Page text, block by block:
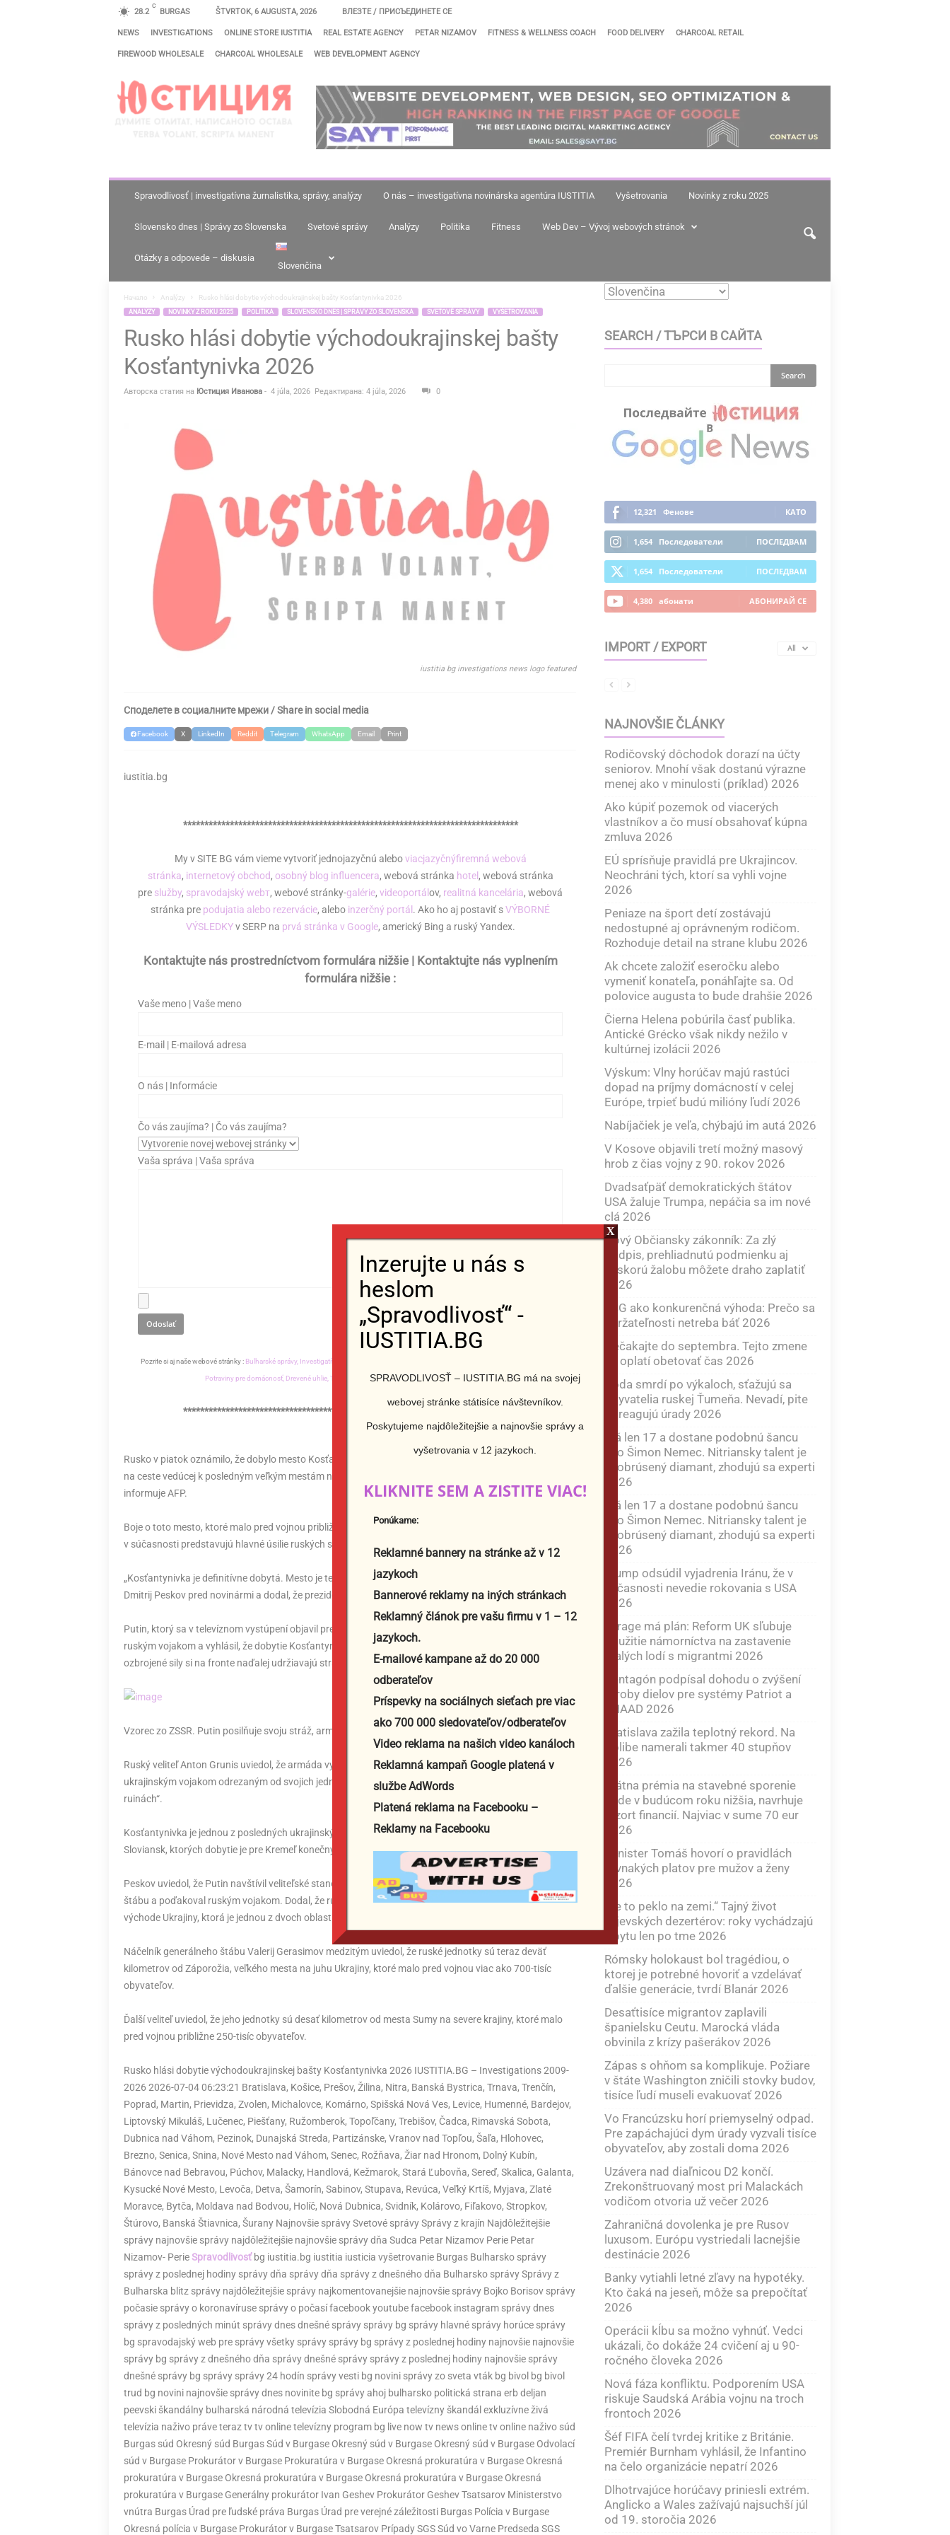
28.2
C
BURGAS ŠTVRTOK, 6 AUGUSTA, 2026 ВЛЕЗТЕ / ПРИСЪЕДИНЕТЕ СЕ
NEWS INVESTIGATIONS ONLINE STORE IUSTITIA REAL ESTATE AGENCY PETAR NIZAMOV FITNESS & WELLNESS COACH FOOD DELIVERY CHARCOAL RETAIL
FIREWOOD WHOLESALE CHARCOAL WHOLESALE WEB DEVELOPMENT AGENCY
O
Spravodlivosť | investigatívna žurnalistika, správy, analýzy O nás – investigatívna novinárska agentúra IUSTITIA Vyšetrovania Novinky z roku 2025
Slovensko dnes | Správy zo Slovenska Svetové správy Analýzy Politika Fitness Web Dev – Vývoj webových stránok
Otázky a odpovede – diskusia
Slovenčina
Начало Analýzy Rusko hlási dobytie východoukrajinskej bašty Kosťantynivka 2026
ANALÝZY NOVINKY Z ROKU 2025 POLITIKA SLOVENSKO DNES | SPRÁVY ZO SLOVENSKA SVETOVÉ SPRÁVY VYŠETROVANIA
Rusko hlási dobytie východoukrajinskej bašty
Kosťantynivka 2026
Авторска статия на Юстиция Иванова - 4 júla, 2026 Редактирана: 4 júla, 2026 0
iustitia bg investigations news logo featured
Споделете в социалните мрежи / Share in social media
Facebook X LinkedIn Reddit Telegram WhatsApp Email Print
iustitia.bg
*******************************************************************************
My v SITE BG vám vieme vytvoriť jednojazyčnú aleboviacjazyčnýfiremná webová
stránka, internetový obchod, osobný blog influencera, webová stránka hotel , webová stránka
pre služby, spravodajský webт, webové stránky-galérie, videoportál ov, realitná kancelária, webová
stránka pre podujatia alebo rezervácie, alebo inzerčný portál . Ako ho aj postaviť sVÝBORNÉ
VÝSLEDKYv SERP na prvá stránka v Google, americký Bing a ruský Yandex.
Kontaktujte nás prostredníctvom formulára nižšie | Kontaktujte nás vyplnením
formulára nižšie :
Vaše meno | Vaše meno
E-mail | E-mailová adresa
O nás | Informácie
Čo vás zaujíma? | Čo vás zaujíma?
Vaša správa | Vaša správa
Pozrite si aj naše webové stránky : Bulharské správy, Investigatívna žurnalistika,
Potraviny pre domácnosť, Drevené uhlie, Tvorba webových stránok,Kúrenie drevom vo veľkom
*******************************************************************************
Rusko v piatok oznámilo, že dobylo mesto Kosťantynivka na východe Ukrajiny, ktoré je kľúčovým bodom
na ceste vedúcej k posledným veľkým mestám na Donbase, ktoré sú stále pod kontrolou Kyjeva.,
informuje AFP.
Boje o toto mesto, ktoré malo pred vojnou približne 78-tisíc obyvateľov, prebiehajú od konca roka 2025 a
v súčasnosti predstavujú hlavné úsilie ruských síl na viac ako 1000 kilometrov dlhom fronte.
„Kosťantynivka je definitívne dobytá. Mesto je teraz plne pod našou kontrolou,“ vyhlásil hovorca Kremľa
Dmitrij Peskov pred novinármi a dodal, že prezident Vladimir Putin o tom hovoril s velením armády.
Putin, ktorý sa v televíznom vystúpení objavil pred členmi generálneho štábu v uniforme, poďakoval
ruským vojakom a vyhlásil, že dobytie Kosťantynivky má „mimoriadny strategický význam“. „Ruské
ozbrojené sily si na fronte naďalej udržiavajú strategickú iniciatívu,“ dodal.
Vzorec zo ZSSR. Putin posilňuje svoju stráž, armáde sa zatiaľ ochrany nedostáva
Ruský veliteľ Anton Grunis uviedol, že armáda vykonáva „pátracie a likvidačné operácie proti
ukrajinským vojakom odrezaným od svojich jednotiek, ktorí sa pokúšajú ukryť v budovách, pivniciach a
ruinách“.
Kosťantynivka je jednou z posledných ukrajinských bášt na ceste ku kľúčovým mestám Kramatorsk a
Sloviansk, ktorých dobytie je pre Kremeľ konečným cieľom na Donbase.
Peskov uviedol, že Putin navštívil veliteľské stanovište ruskej armády, kde si vypočul správu generálneho
štábu a poďakoval ruským vojakom. Dodal, že ruské sily teraz kontrolujú celú Luhanskú oblasť na
východe Ukrajiny, ktorá je jednou z dvoch oblastí tvoriacich Donbas.
Náčelník generálneho štábu Valerij Gerasimov medzitým uviedol, že ruské jednotky sú teraz deväť
kilometrov od Záporožia, veľkého mesta na juhu Ukrajiny, ktoré malo pred vojnou viac ako 700-tisíc
obyvateľov.
Ďalší veliteľ uviedol, že jeho jednotky sú desať kilometrov od mesta Sumy na severe krajiny, ktoré malo
pred vojnou približne 250-tisíc obyvateľov.
Rusko hlási dobytie východoukrajinskej bašty Kosťantynivka 2026 IUSTITIA.BG – Investigations 2009-
2026 2026-07-04 06:23:21 Bratislava, Košice, Prešov, Žilina, Nitra, Banská Bystrica, Trnava, Trenčín,
Poprad, Martin, Prievidza, Zvolen, Michalovce, Komárno, Spišská Nová Ves, Levice, Humenné, Bardejov,
Liptovský Mikuláš, Lučenec, Piešťany, Ružomberok, Topoľčany, Trebišov, Čadca, Rimavská Sobota,
Dubnica nad Váhom, Pezinok, Dunajská Streda, Partizánske, Vranov nad Topľou, Šaľa, Hlohovec,
Brezno, Senica, Snina, Nové Mesto nad Váhom, Senec, Rožňava, Žiar nad Hronom, Dolný Kubín,
Bánovce nad Bebravou, Púchov, Malacky, Handlová, Kežmarok, Stará Ľubovňa, Sereď, Skalica, Galanta,
Kysucké Nové Mesto, Levoča, Detva, Šamorín, Sabinov, Stupava, Revúca, Veľký Krtíš, Myjava, Zlaté
Moravce, Bytča, Moldava nad Bodvou, Holíč, Nová Dubnica, Svidník, Kolárovo, Fiľakovo, Stropkov,
Štúrovo, Banská Štiavnica, Šurany Najnovšie správy Svetové správy Správy z krajín Najdôležitejšie
správy najnovšie správy najdôležitejšie najnovšie správy dňa Sudca Petar Nizamov Perie Petar
Nizamov- PerieSpravodlivosťbg iustitia.bg iustitia iusticia vyšetrovanie Burgas Bulharsko správy
správy z poslednej hodiny správy dňa správy dňa správy z dnešného dňa Bulharsko správy Správy z
Bulharska blitz správy najdôležitejšie správy najkomentovanejšie najnovšie správy Bojko Borisov správy
počasie správy o koronavíruse správy o počasí facebook youtube facebook instagram správy dnes
správy z posledných minút správy dnes dnešné správy správy bg správy hlavné správy horúce správy
bg spravodajský web pre správy všetky správy správy bg správy z poslednej hodiny najnovšie najnovšie
správy bg správy z dnešného dňa správy dnešné správy správy z poslednej hodiny najnovšie správy
dnešné správy bg správy správy 24 hodín správy vesti bg novini správy zo sveta vták bg bivol bg bivol
trud bg novini najnovšie správy dnes novinite bg správy ahoj bulharsko politická strana erb deljan
peevski škandálny bulharská národná televízia Slobodná Európa televízny škandál exkluzívne živá
televízia naživo práve teraz tv tv online televízny program bg live now tv news online tv online naživo súd
Burgas súd Okresný súd Burgas Súd v Burgase Okresný súd v Burgase Okresný súd v Burgase Odvolací
súd v Burgase Prokurátor v Burgase Prokuratúra v Burgase Okresná prokuratúra v Burgase Okresná
prokuratúra v Burgase Okresná prokuratúra v Burgase Okresná prokuratúra v Burgase Okresná
prokuratúra v Burgase Generálny prokurátor Ivan Geshev Prokurátor Geshev Tsatsarov Ministerstvo
vnútra Burgas Úrad pre ľudské práva Burgas Úrad pre verejné záležitosti Burgas Polícia v Burgase
Okresná polícia v Burgase Prokurátor v Burgase Tsatsarov Prípady SGS Súd vo Varne Predseda SGS
SEARCH / ТЪРСИ В САЙТА
12,321 Фенове КАТО
1,654 Последователи ПОСЛЕДВАМ
1,654 Последователи ПОСЛЕДВАМ
4,380 абонати АБОНИРАЙ СЕ
IMPORT / EXPORT All
NAJNOVŠIE ČLÁNKY
Rodičovský dôchodok dorazí na účty
seniorov. Mnohí však dostanú výrazne
menej ako v minulosti (príklad) 2026
Ako kúpiť pozemok od viacerých
vlastníkov a čo musí obsahovať kúpna
zmluva 2026
EÚ sprísňuje pravidlá pre Ukrajincov.
Neochráni tých, ktorí sa vyhli vojne
2026
Peniaze na šport detí zostávajú
nedostupné aj oprávneným rodičom.
Rozhoduje detail na strane klubu 2026
Ak chcete založiť eseročku alebo
vymeniť konateľa, ponáhľajte sa. Od
polovice augusta to bude drahšie 2026
Čierna Helena pobúrila časť publika.
Antické Grécko však nikdy nežilo v
kultúrnej izolácii 2026
Výskum: Vlny horúčav majú rastúci
dopad na príjmy domácností v celej
Európe, trpieť budú milióny ľudí 2026
Nabíjačiek je veľa, chýbajú im autá 2026
V Kosove objavili tretí možný masový
hrob z čias vojny z 90. rokov 2026
Dvadsaťpäť demokratických štátov
USA žaluje Trumpa, nepáčia sa im nové
clá 2026
Nový Občiansky zákonník: Za zlý
podpis, prehliadnutú podmienku aj
neskorú žalobu môžete draho zaplatiť
2026
ESG ako konkurenčná výhoda: Prečo sa
udržateľnosti netreba báť 2026
Nečakajte do septembra. Tejto zmene
sa oplatí obetovať čas 2026
Voda smrdí po výkaloch, sťažujú sa
obyvatelia ruskej Ťumeňa. Nevadí, pite
ju, reagujú úrady 2026
Má len 17 a dostane podobnú šancu
ako Šimon Nemec. Nitriansky talent je
neobrúsený diamant, zhodujú sa experti
2026
Má len 17 a dostane podobnú šancu
ako Šimon Nemec. Nitriansky talent je
neobrúsený diamant, zhodujú sa experti
2026
Trump odsúdil vyjadrenia Iránu, že v
súčasnosti nevedie rokovania s USA
2026
Farage má plán: Reform UK sľubuje
použitie námorníctva na zastavenie
malých lodí s migrantmi 2026
Pentagón podpísal dohodu o zvýšení
výroby dielov pre systémy Patriot a
THAAD 2026
Bratislava zažila teplotný rekord. Na
Kolibe namerali takmer 40 stupňov
2026
Štátna prémia na stavebné sporenie
bude v budúcom roku nižšia, navrhuje
rezort financií. Najviac v sume 70 eur
2026
Minister Tomáš hovorí o pravidlách
rovnakých platov pre mužov a ženy
2026
„Je to peklo na zemi.“ Tajný život
kyjevských dezertérov: roky vychádzajú
z bytu len po tme 2026
Rómsky holokaust bol tragédiou, o
ktorej je potrebné hovoriť a vzdelávať
ďalšie generácie, tvrdí Blanár 2026
Desaťtisíce migrantov zaplavili
španielsku Ceutu. Marocká vláda
obvinila z krízy pašerákov 2026
Zápas s ohňom sa komplikuje. Požiare
v štáte Washington zničili stovky budov,
tisíce ľudí museli evakuovať 2026
Vo Francúzsku horí priemyselný odpad.
Pre zapáchajúci dym úrady vyzvali tisíce
obyvateľov, aby zostali doma 2026
Uzávera nad diaľnicou D2 končí.
Zrekonštruovaný most pri Malackách
vodičom otvoria už večer 2026
Zahraničná dovolenka je pre Rusov
luxusom. Európu vystriedali lacnejšie
destinácie 2026
Banky vytiahli letné zľavy na hypotéky.
Kto čaká na jeseň, môže sa prepočítať
2026
Operácii kĺbu sa možno vyhnúť. Vedci
ukázali, čo dokáže 24 cvičení aj u 90-
ročného človeka 2026
Nová fáza konfliktu. Podporením USA
riskuje Saudská Arábia vojnu na troch
frontoch 2026
Šéf FIFA čelí tvrdej kritike z Británie.
Premiér Burnham vyhlásil, že Infantino
na čelo organizácie nepatrí 2026
Dlhotrvajúce horúčavy priniesli extrém.
Anglicko a Wales zažívajú najsuchší júl
od 19. storočia 2026
Inzerujte u nás s
heslom
„Spravodlivosť“ -
IUSTITIA.BG
SPRAVODLIVOSŤ – IUSTITIA.BG má na svojej
webovej stránke státisíce návštevníkov.
Poskytujeme najdôležitejšie a najnovšie správy a
vyšetrovania v 12 jazykoch.
KLIKNITE SEM A ZISTITE VIAC!
Ponúkame:
Reklamné bannery na stránke až v 12
jazykoch
Bannerové reklamy na iných stránkach
Reklamný článok pre vašu firmu v 1 – 12
jazykoch.
E-mailové kampane až do 20 000
odberateľov
Príspevky na sociálnych sieťach pre viac
ako 700 000 sledovateľov/odberateľov
Video reklama na našich video kanáloch
Reklamná kampaň Google platená v
službe AdWords
Platená reklama na Facebooku –
Reklamy na Facebooku
X